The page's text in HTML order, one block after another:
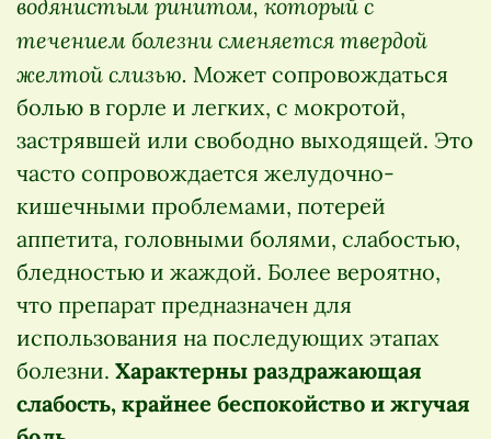
течением болезни сменяется твердой
желтой слизью. Может сопровождаться
болью в горле и легких, с мокротой,
застрявшей или свободно выходящей. Это
часто сопровождается желудочно-
кишечными проблемами, потерей
аппетита, головными болями, слабостью,
бледностью и жаждой. Более вероятно,
что препарат предназначен для
использования на последующих этапах
болезни. Характерны раздражающая
слабость, крайнее беспокойство и жгучая